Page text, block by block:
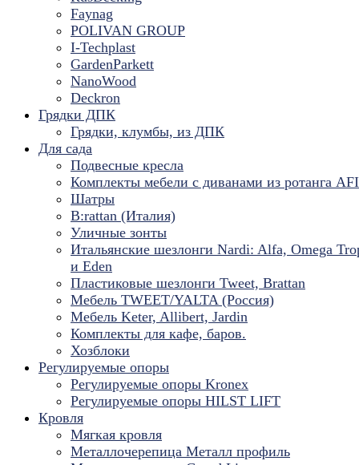
Faynag
POLIVAN GROUP
I-Techplast
GardenParkett
NanoWood
Deckron
Грядки ДПК
Грядки, клумбы, из ДПК
Для сада
Подвесные кресла
Комплекты мебели с диванами из ротанга
Шатры
B:rattan (Италия)
Уличные зонты
Итальянские шезлонги Nardi: Alfa, Omega
и Eden
Пластиковые шезлонги Tweet, Brattan
Мебель TWEET/YALTA (Россия)
Мебель Keter, Allibert, Jardin
Комплекты для кафе, баров.
Хозблоки
Регулируемые опоры
Регулируемые опоры Kronex
Регулируемые опоры HILST LIFT
Кровля
Мягкая кровля
Металлочерепица Металл профиль